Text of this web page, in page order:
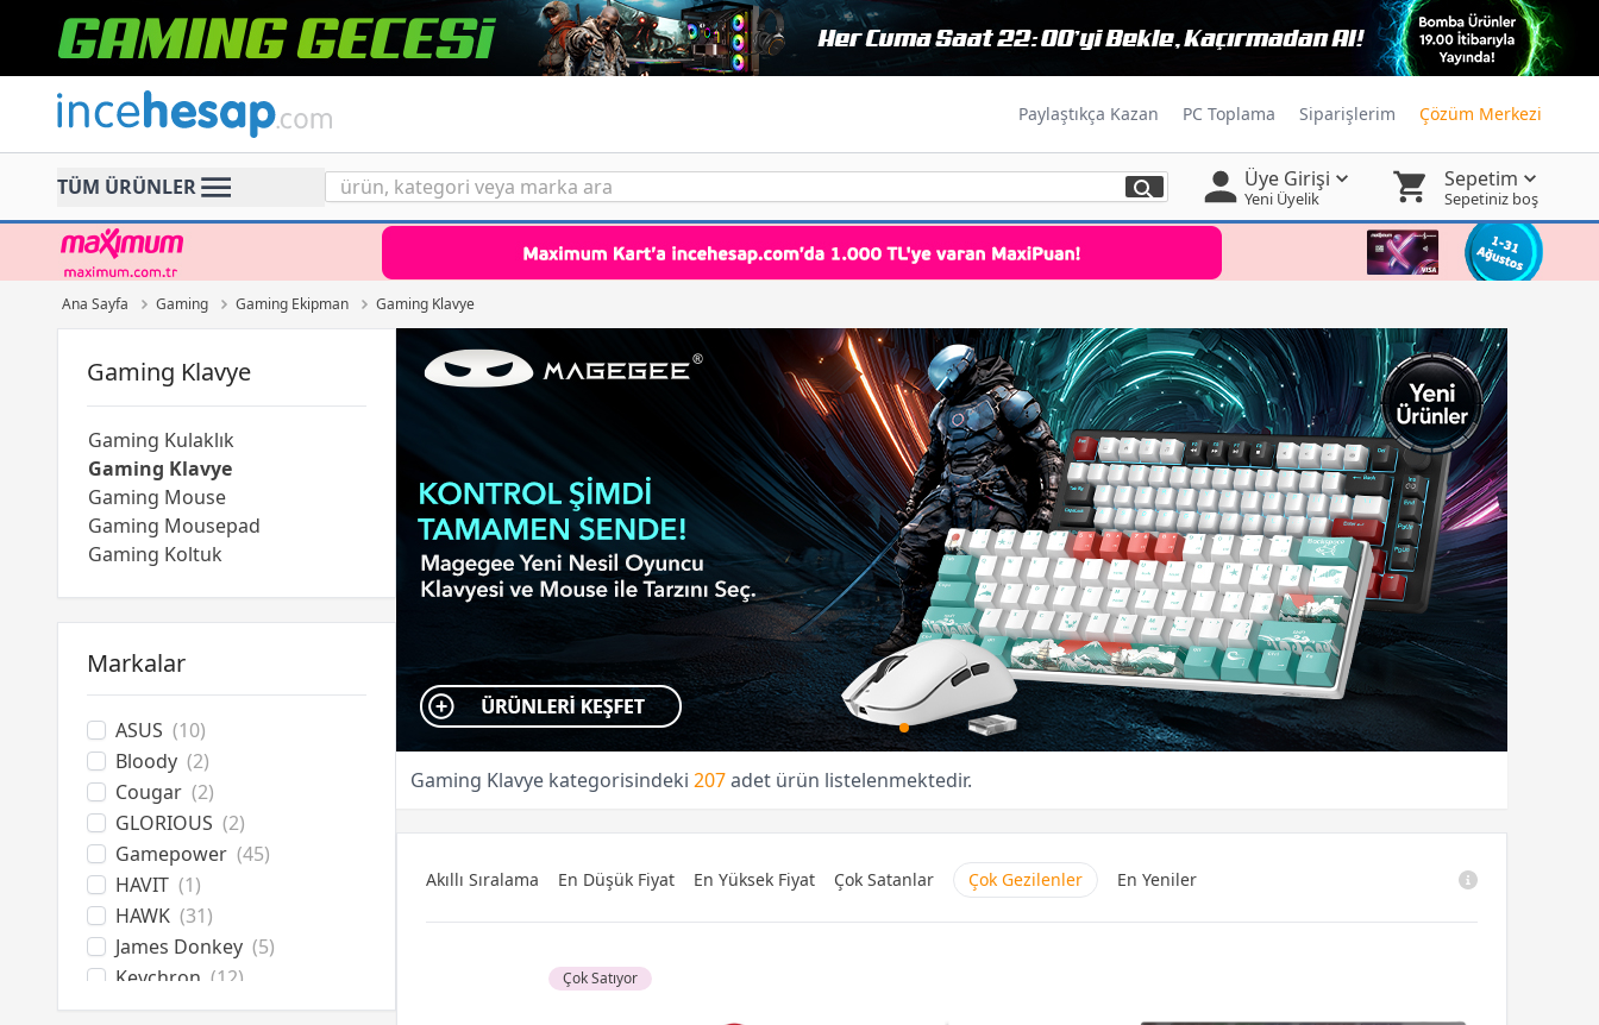
Incehesap Paylaştıkça Kazan PC Toplama Siparişlerim Çözüm Merkezi
TÜM ÜRÜNLER Üye Girişi
Yeni Üyelik
Sepetim
Sepetiniz boş
Ana Sayfa Gaming Gaming Ekipman Gaming Klavye
Gaming Klavye
Gaming Kulaklık
Gaming Klavye
Gaming Mouse
Gaming Mousepad
Gaming Koltuk
Markalar
ASUS (10)
Bloody (2)
Cougar (2)
GLORIOUS (2)
Gamepower (45)
HAVIT (1)
HAWK (31)
James Donkey (5)
Keychron (12)
Lenovo (1)
Gaming Klavye kategorisindeki 207adet ürün listelenmektedir.
Akıllı Sıralama En Düşük Fiyat En Yüksek Fiyat Çok Satanlar Çok Gezilenler En Yeniler
Çok Satıyor